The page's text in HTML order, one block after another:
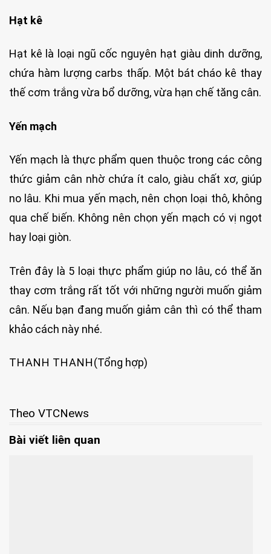
Hạt kê
Hạt kê là loại ngũ cốc nguyên hạt giàu dinh dưỡng,
chứa hàm lượng carbs thấp. Một bát cháo kê thay
thế cơm trắng vừa bổ dưỡng, vừa hạn chế tăng cân.
Yến mạch
Yến mạch là thực phẩm quen thuộc trong các công
thức giảm cân nhờ chứa ít calo, giàu chất xơ, giúp
no lâu. Khi mua yến mạch, nên chọn loại thô, không
qua chế biến. Không nên chọn yến mạch có vị ngọt
hay loại giòn.
Trên đây là 5 loại thực phẩm giúp no lâu, có thể ăn
thay cơm trắng rất tốt với những người muốn giảm
cân. Nếu bạn đang muốn giảm cân thì có thể tham
khảo cách này nhé.
THANH THANH(Tổng hợp)
Theo VTCNews
Bài viết liên quan